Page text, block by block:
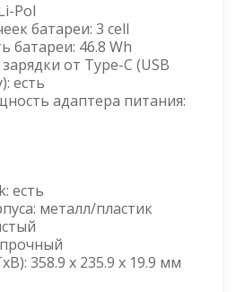
Pol
батареи: 3 cell
батареи: 46.8 Wh
от Type-C (USB
есть
адаптера питания:
есть
металл/пластик
358.9 х 235.9 х 19.9 мм